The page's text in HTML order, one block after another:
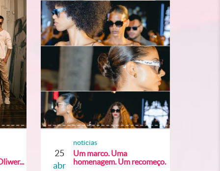
25
abr
noticias
Um marco. Uma
homenagem. Um recomeço.